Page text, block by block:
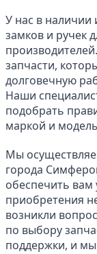
У нас в
замков и ручек
запчасти,
долговечную
Наши
подобрать
маркой и
Мы
города
обеспечить вам
приобретения
возникли
по выбору
поддержки, и